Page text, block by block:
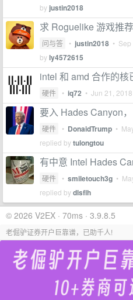
by justin2018
求 Roguelike 游戏推
问与答 • justin2018 •
byly4572615
intel 和 amd 合作的核
硬件 • iq72 • Jun 21, 2018
要入 Hades Canyon
硬件 • DonaidTrump •
replied bytulongtou
有中意 Intel Hades
硬件 • smiletouch3g •
replied bydlsflh
© 2026 V2EX · 70ms · 3.9.8.5
老倔驴证券开户巨靠谱，已助千人!